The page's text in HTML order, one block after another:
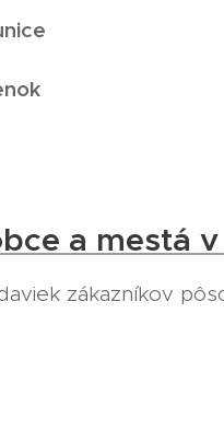
a mestá
zákazníkov